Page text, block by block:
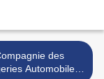
des
Automobiles